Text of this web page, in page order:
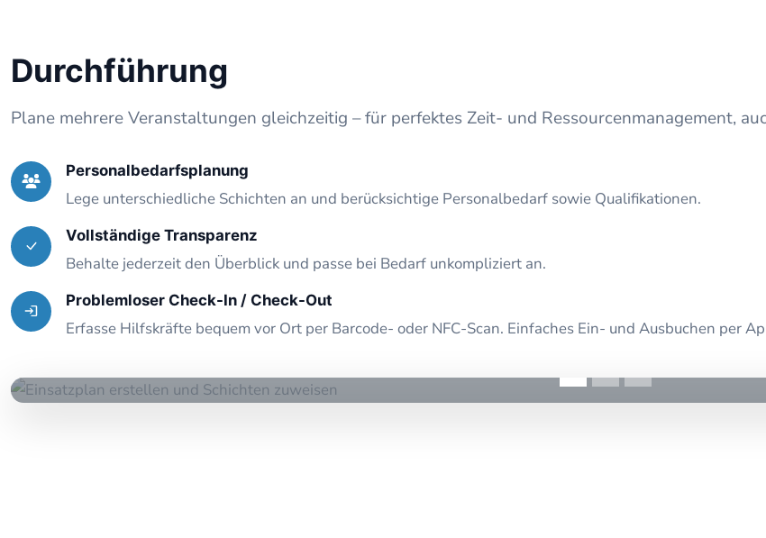
Durchführung
Plane mehrere Veranstaltungen gleichzeitig – für perfektes Zeit- und Ressourcenmanagement,
Personalbedarfsplanung
Lege unterschiedliche Schichten an und berücksichtige Personalbedarf sowie Qualifikationen.
Vollständige Transparenz
Behalte jederzeit den Überblick und passe bei Bedarf unkompliziert an.
Problemloser Check-In / Check-Out
Erfasse Hilfskräfte bequem vor Ort per Barcode- oder NFC-Scan. Einfaches Ein- und Ausbuchen per